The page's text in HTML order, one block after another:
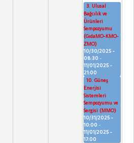
3. Ulusal
Bağcılık ve
Ürünleri
Sempozyumu
(GıdaMO-KMO-
ZMO)
10/30/2025 -
08:30 -
11/01/2025 -
21:00
10. Güneş
Enerjisi
Sistemleri
Sempozyumu ve
Sergisi (MMO)
10/31/2025 -
10:00 -
11/01/2025 -
17:00